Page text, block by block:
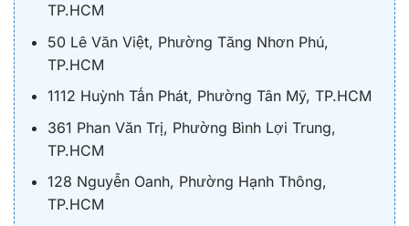
TP.HCM
50 Lê Văn Việt, Phường Tăng Nhơn Phú,
TP.HCM
1112 Huỳnh Tấn Phát, Phường Tân Mỹ, TP.HCM
361 Phan Văn Trị, Phường Bình Lợi Trung,
TP.HCM
128 Nguyễn Oanh, Phường Hạnh Thông,
TP.HCM